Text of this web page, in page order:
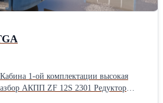
МАN TGA
АКПП ZF 12S 2301 Редуктор
без пробега по Р.Ф.